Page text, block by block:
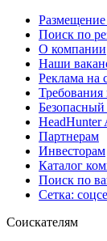
Поиск по
О компании
Наши
Реклама на
HeadHunter
Партнерам
Инвесторам
Каталог
Поиск по
Сетка:
Соискателям